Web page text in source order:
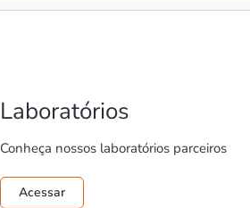
Laboratórios
Conheça nossos laboratórios parceiros
Acessar